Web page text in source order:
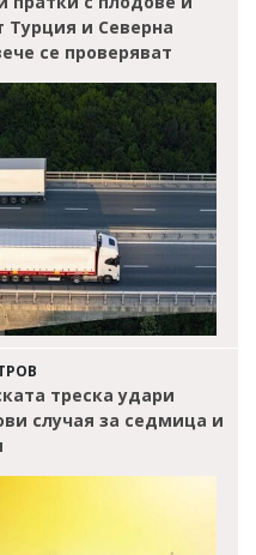
Турция и Северна
се проверяват
треска удари
случая за седмица и